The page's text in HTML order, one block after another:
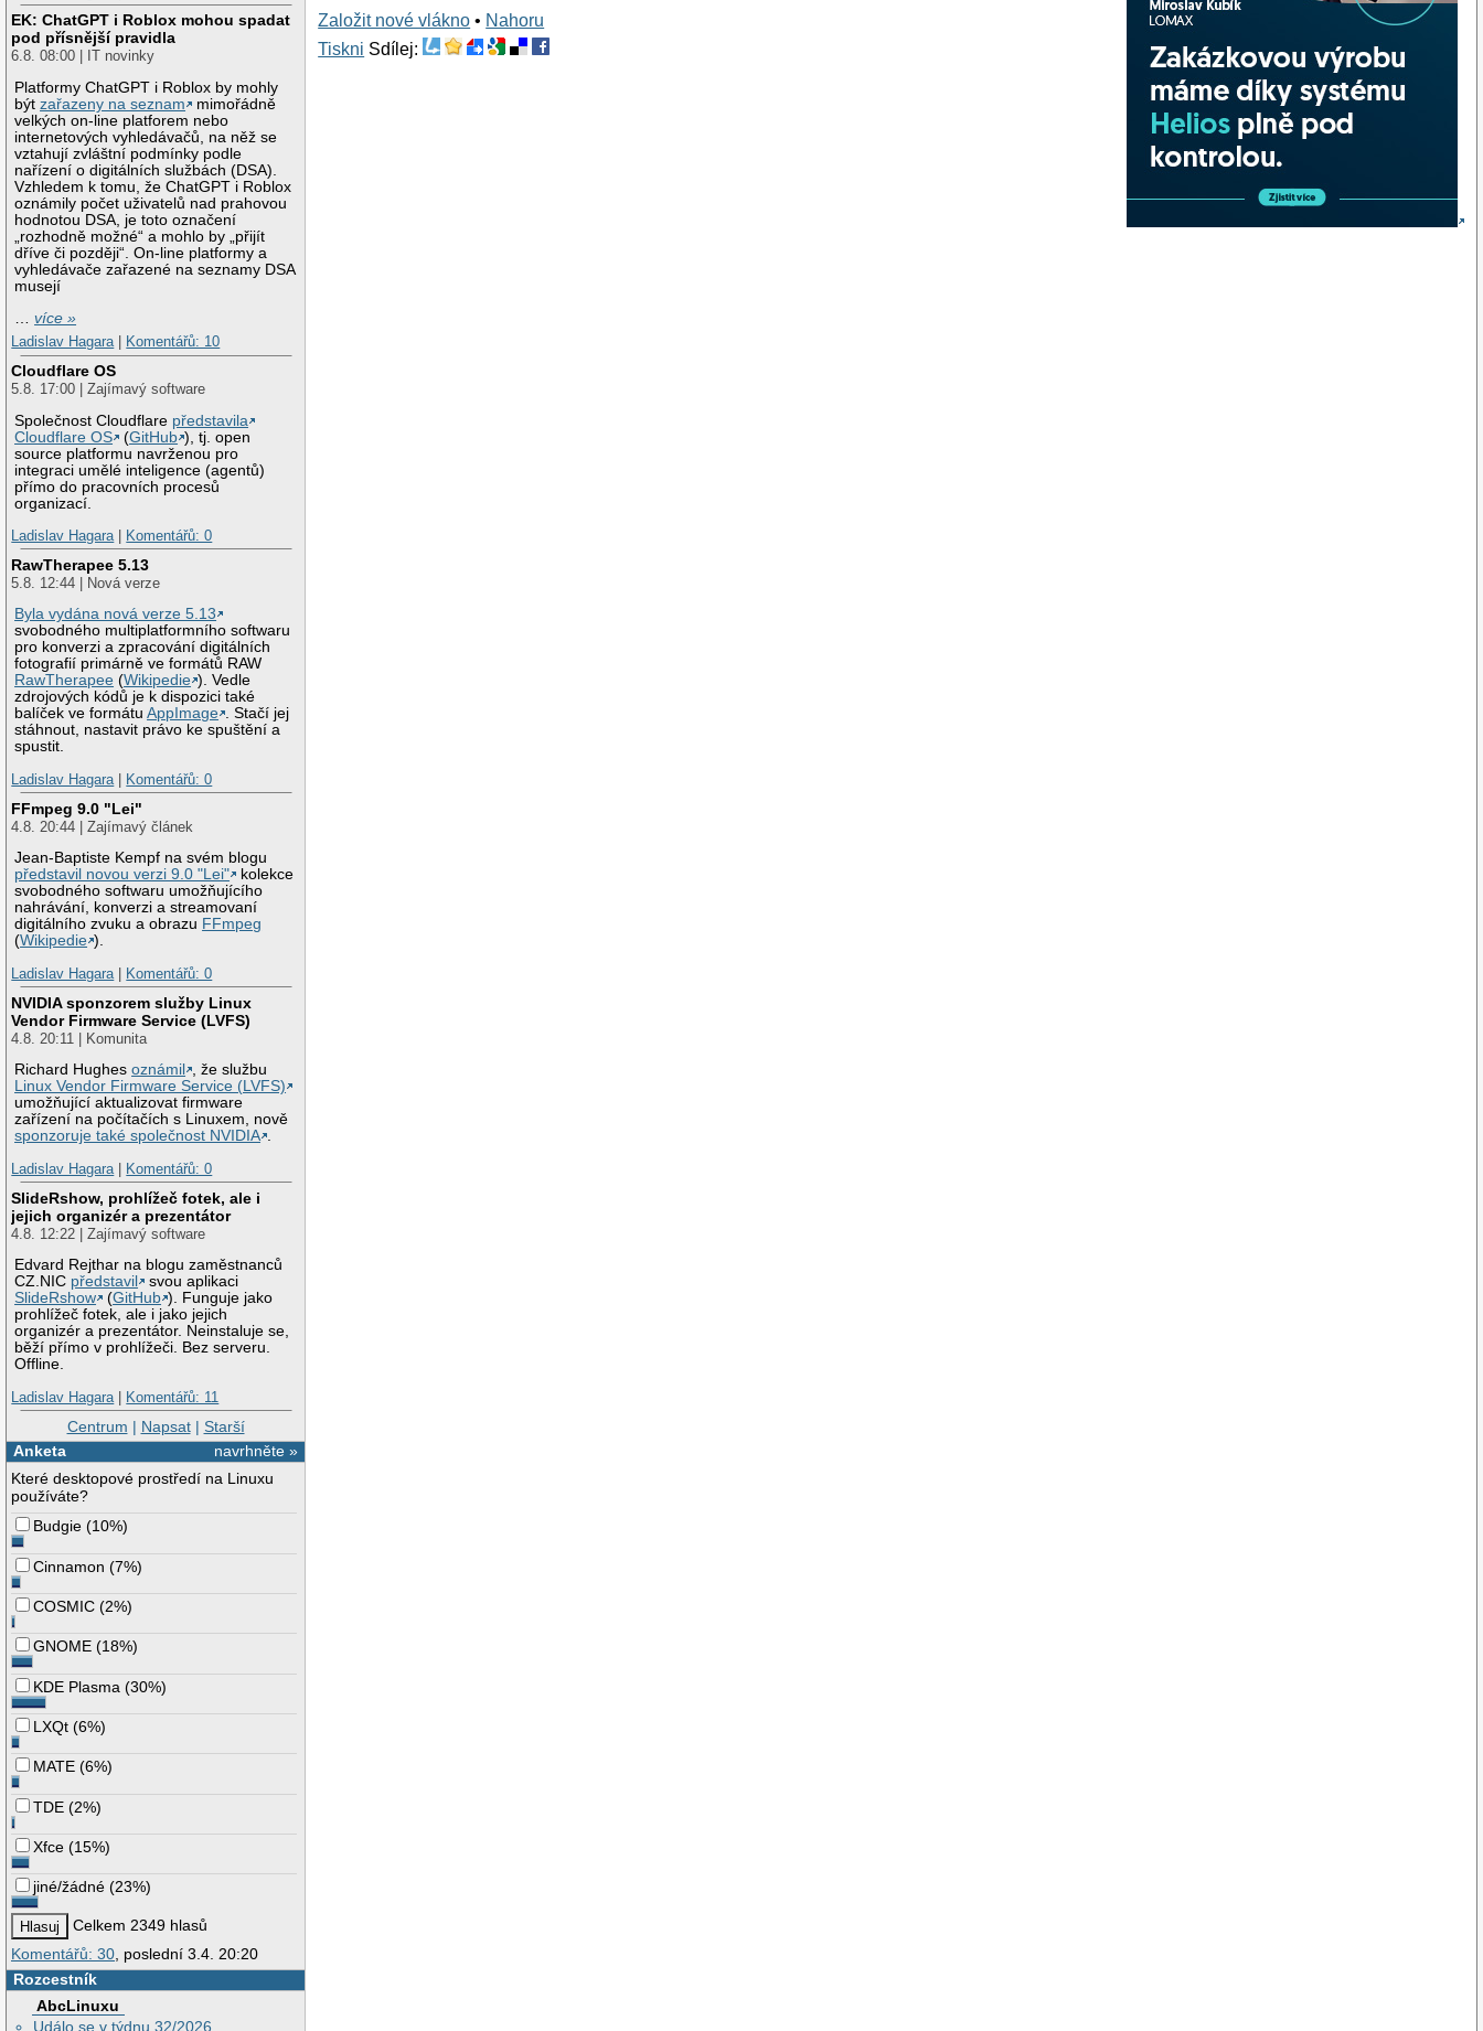
EK: ChatGPT i Roblox mohou spadat
pod přísnější pravidla
6.8. 08:00 | IT novinky
Platformy ChatGPT i Roblox by mohly
býtzařazeny na seznam
mimořádně
velkých on-line platforem nebo
internetových vyhledávačů, na něž se
vztahují zvláštní podmínky podle
nařízení o digitálních službách (DSA).
Vzhledem k tomu, že ChatGPT i Roblox
oznámily počet uživatelů nad prahovou
hodnotou DSA, je toto označení
„rozhodně možné“ a mohlo by „přijít
dříve či později“. On-line platformy a
vyhledávače zařazené na seznamy DSA
musejí
…více »
Ladislav Hagara| Komentářů: 10
Cloudflare OS
5.8. 17:00 | Zajímavý software
Společnost Cloudflare představila
Cloudflare OS
(GitHub ), tj. open
source platformu navrženou pro
integraci umělé inteligence (agentů)
přímo do pracovních procesů
organizací.
Ladislav Hagara| Komentářů: 0
RawTherapee 5.13
5.8. 12:44 | Nová verze
Byla vydána nová verze 5.13
svobodného multiplatformního softwaru
pro konverzi a zpracování digitálních
fotografií primárně ve formátů RAW
RawTherapee (Wikipedie ). Vedle
zdrojových kódů je k dispozici také
balíček ve formátuAppImage . Stačí jej
stáhnout, nastavit právo ke spuštění a
spustit.
Ladislav Hagara| Komentářů: 0
FFmpeg 9.0 "Lei"
4.8. 20:44 | Zajímavý článek
Jean-Baptiste Kempf na svém blogu
představil novou verzi 9.0 "Lei"
kolekce
svobodného softwaru umožňujícího
nahrávání, konverzi a streamovaní
digitálního zvuku a obrazu FFmpeg
(Wikipedie ).
Ladislav Hagara| Komentářů: 0
NVIDIA sponzorem služby Linux
Vendor Firmware Service (LVFS)
4.8. 20:11 | Komunita
Richard Hughesoznámil
, že službu
Linux Vendor Firmware Service (LVFS)
umožňující aktualizovat firmware
zařízení na počítačích s Linuxem, nově
sponzoruje také společnost NVIDIA .
Ladislav Hagara| Komentářů: 0
SlideRshow, prohlížeč fotek, ale i
jejich organizér a prezentátor
4.8. 12:22 | Zajímavý software
Edvard Rejthar na blogu zaměstnanců
CZ.NIC představil
svou aplikaci
SlideRshow
(GitHub ). Funguje jako
prohlížeč fotek, ale i jako jejich
organizér a prezentátor. Neinstaluje se,
běží přímo v prohlížeči. Bez serveru.
Offline.
Ladislav Hagara| Komentářů: 11
Centrum | Napsat| Starší
navrhněte »
Anketa
Které desktopové prostředí na Linuxu
používáte?
Budgie (10%)
Cinnamon (7%)
COSMIC (2%)
GNOME (18%)
KDE Plasma (30%)
LXQt (6%)
MATE (6%)
TDE (2%)
Xfce (15%)
jiné/žádné (23%)
Celkem 2349 hlasů
Komentářů: 30 , poslední 3.4. 20:20
Rozcestník
AbcLinuxu
Událo se v týdnu 32/2026
Založit nové vlákno • Nahoru
Tiskni Sdílej: